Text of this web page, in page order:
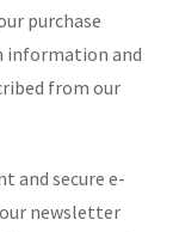
purchase
information and
from our
and secure e-
our newsletter